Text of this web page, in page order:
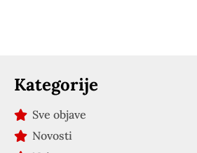
Kategorije
Sve objave
Novosti